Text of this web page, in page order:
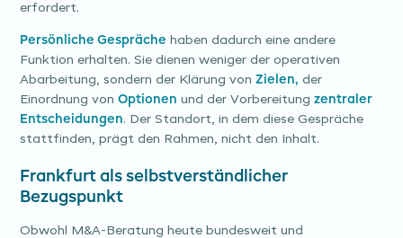
erfordert.
Persönliche Gespräche haben dadurch eine andere
Funktion erhalten. Sie dienen weniger der operativen
Abarbeitung, sondern der Klärung vonZielen, der
Einordnung vonOptionen und der Vorbereitungzentraler
Entscheidungen. Der Standort, in dem diese Gespräche
stattfinden, prägt den Rahmen, nicht den Inhalt.
Frankfurt als selbstverständlicher
Bezugspunkt
Obwohl M&A-Beratung heute bundesweit und